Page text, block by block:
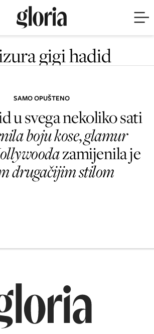
gigi hadid
SAMO OPUŠTENO
u svega nekoliko sati
boju kose,glamur
zamijenila je
drugačijim stilom